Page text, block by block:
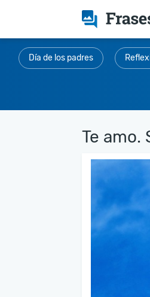
Día de los padres
Te amo.